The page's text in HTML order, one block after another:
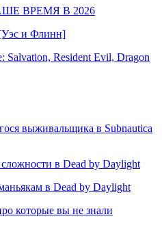
ВРЕМЯ В 2026
и Флинн]
Salvation, Resident Evil, Dragon
выживальщика в Subnautica
в Dead by Daylight
в Dead by Daylight
которые вы не знали